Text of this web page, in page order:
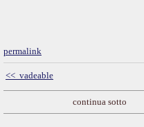
permalink
<< vadeable
continua sotto